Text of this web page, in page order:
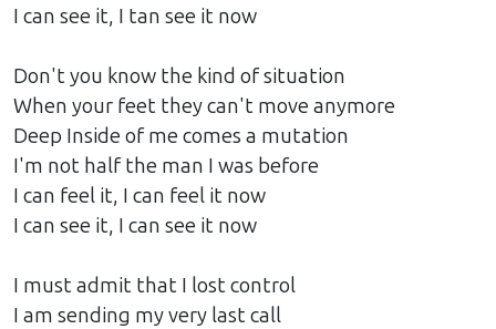
I can see it, I tan see it now
Don't you know the kind of situation
When your feet they can't move anymore
Deep Inside of me comes a mutation
I'm not half the man I was before
I can feel it, I can feel it now
I can see it, I can see it now
I must admit that I lost control
I am sending my very last call